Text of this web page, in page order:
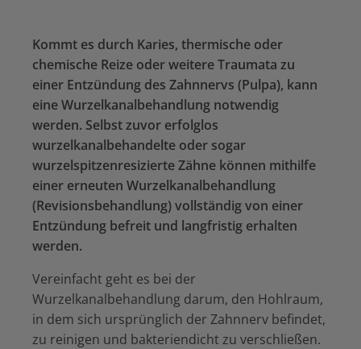
Kommt es durch Karies, thermische oder
chemische Reize oder weitere Traumata zu
einer Entzündung des Zahnnervs (Pulpa), kann
eine Wurzelkanalbehandlung notwendig
werden. Selbst zuvor erfolglos
wurzelkanalbehandelte oder sogar
wurzelspitzenresizierte Zähne können mithilfe
einer erneuten Wurzelkanalbehandlung
(Revisionsbehandlung) vollständig von einer
Entzündung befreit und langfristig erhalten
werden.
Vereinfacht geht es bei der
Wurzelkanalbehandlung darum, den Hohlraum,
in dem sich ursprünglich der Zahnnerv befindet,
zu reinigen und bakteriendicht zu verschließen.